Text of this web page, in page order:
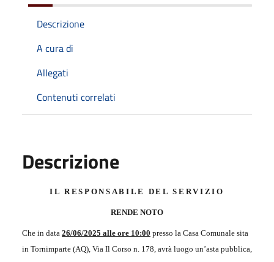
Descrizione
A cura di
Allegati
Contenuti correlati
Descrizione
IL RESPONSABILE DEL SERVIZIO
RENDE NOTO
Che in data 26/06/2025 alle ore 10:00 presso la Casa Comunale sita
in Tornimparte (AQ), Via Il Corso n. 178, avrà luogo un’asta pubblica,